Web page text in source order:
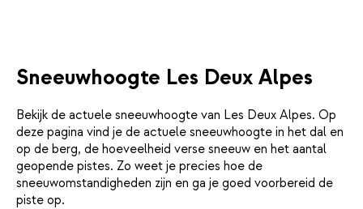
Sneeuwhoogte Les Deux Alpes
Bekijk de actuele sneeuwhoogte van Les Deux Alpes. Op
deze pagina vind je de actuele sneeuwhoogte in het dal en
op de berg, de hoeveelheid verse sneeuw en het aantal
geopende pistes. Zo weet je precies hoe de
sneeuwomstandigheden zijn en ga je goed voorbereid de
piste op.